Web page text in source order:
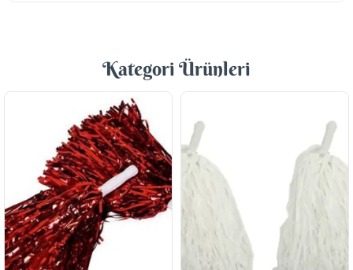
Kategori Ürünleri